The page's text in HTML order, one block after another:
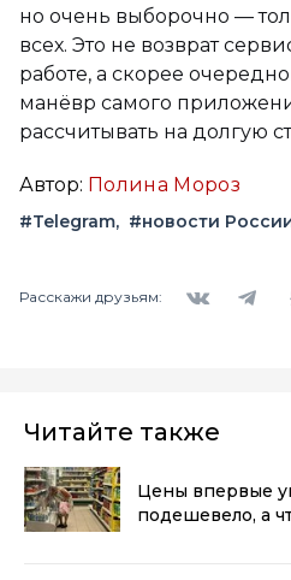
но очень выборочно —
всех. Это не возврат
работе, а скорее
манёвр самого
рассчитывать на долгую
Автор: Полина Мороз
#Telegram #новости
Расскажи друзьям:
Читайте также
Цены впервые
подешевело, а